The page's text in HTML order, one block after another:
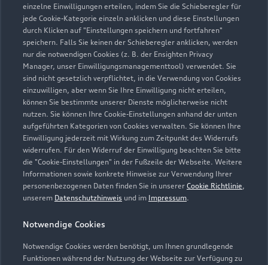
einzelne Einwilligungen erteilen, indem Sie die Schieberegler für
jede Cookie-Kategorie einzeln anklicken und diese Einstellungen
durch Klicken auf "Einstellungen speichern und fortfahren"
speichern. Falls Sie keinen der Schieberegler anklicken, werden
nur die notwendigen Cookies (z. B. der Ensighten Privacy
Manager, unser Einwilligungsmanagementtool) verwendet. Sie
sind nicht gesetzlich verpflichtet, in die Verwendung von Cookies
einzuwilligen, aber wenn Sie Ihre Einwilligung nicht erteilen,
können Sie bestimmte unserer Dienste möglicherweise nicht
nutzen. Sie können Ihre Cookie-Einstellungen anhand der unten
aufgeführten Kategorien von Cookies verwalten. Sie können Ihre
Einwilligung jederzeit mit Wirkung zum Zeitpunkt des Widerrufs
widerrufen. Für den Widerruf der Einwilligung beachten Sie bitte
die "Cookie-Einstellungen" in der Fußzeile der Webseite. Weitere
Informationen sowie konkrete Hinweise zur Verwendung Ihrer
personenbezogenen Daten finden Sie in unserer Cookie Richtlinie,
unserem Datenschutzhinweis und im Impressum.
Notwendige Cookies
Notwendige Cookies werden benötigt, um Ihnen grundlegende
Funktionen während der Nutzung der Webseite zur Verfügung zu
03331 29280
konstanze.nass@autohaus-brosda.de
Kontaktdaten herunterladen
Öffnungszeiten
Service
Geschlossen,öffnet amFreitag 06:30
Teile- und Zubehörverkauf
Geschlossen,öffnet am Freitag 07:00